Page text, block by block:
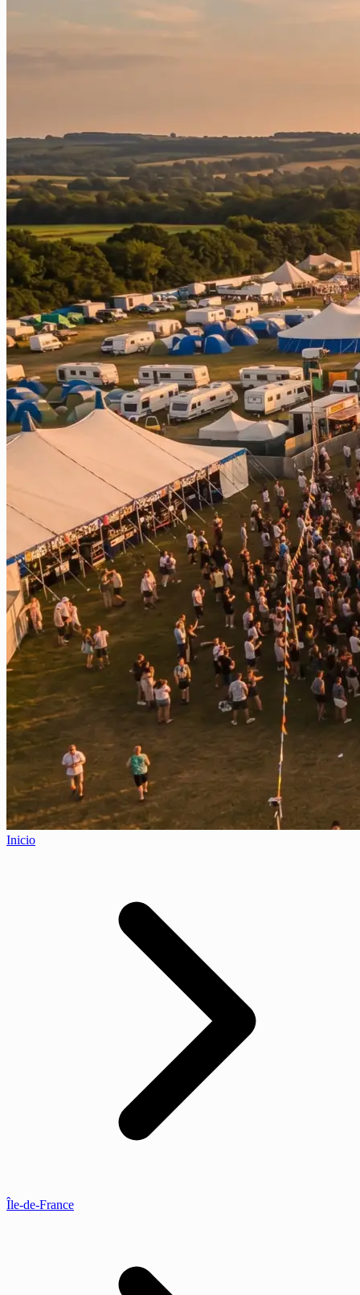
Inicio
Île-de-France